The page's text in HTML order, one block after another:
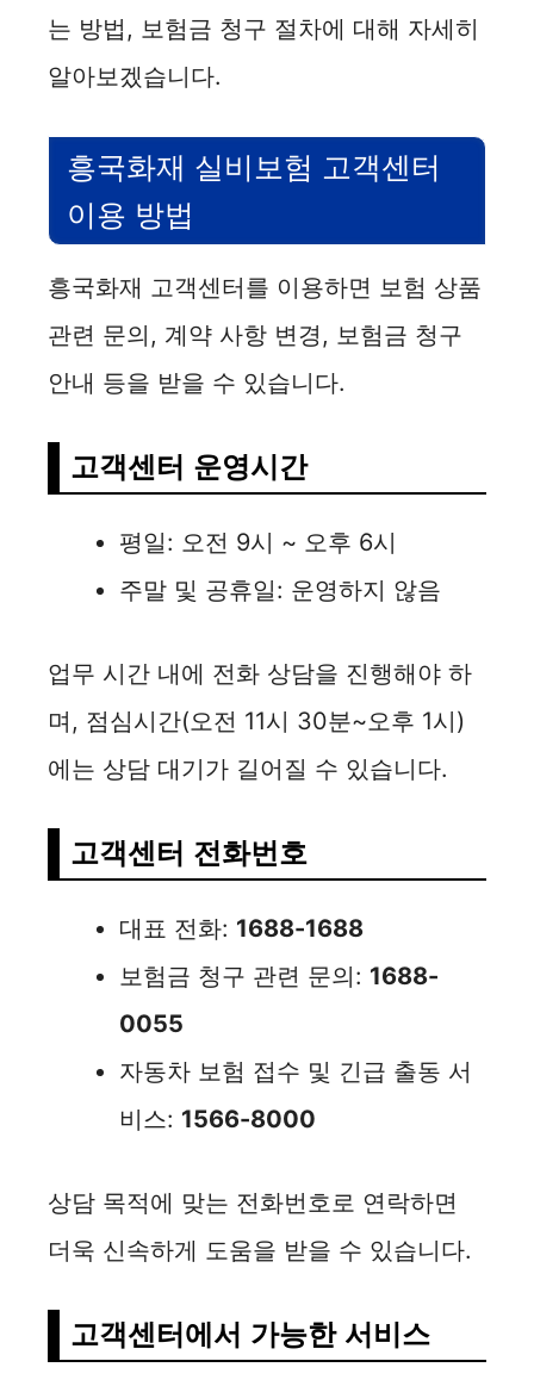
는 방법, 보험금 청구 절차에 대해 자세히
알아보겠습니다.
흥국화재 실비보험 고객센터
이용 방법
흥국화재 고객센터를 이용하면 보험 상품
관련 문의, 계약 사항 변경, 보험금 청구
안내 등을 받을 수 있습니다.
고객센터 운영시간
평일: 오전 9시 ~ 오후 6시
주말 및 공휴일: 운영하지 않음
업무 시간 내에 전화 상담을 진행해야 하
며, 점심시간(오전 11시 30분~오후 1시)
에는 상담 대기가 길어질 수 있습니다.
고객센터 전화번호
대표 전화: 1688-1688
보험금 청구 관련 문의: 1688-
0055
자동차 보험 접수 및 긴급 출동 서
비스: 1566-8000
상담 목적에 맞는 전화번호로 연락하면
더욱 신속하게 도움을 받을 수 있습니다.
고객센터에서 가능한 서비스